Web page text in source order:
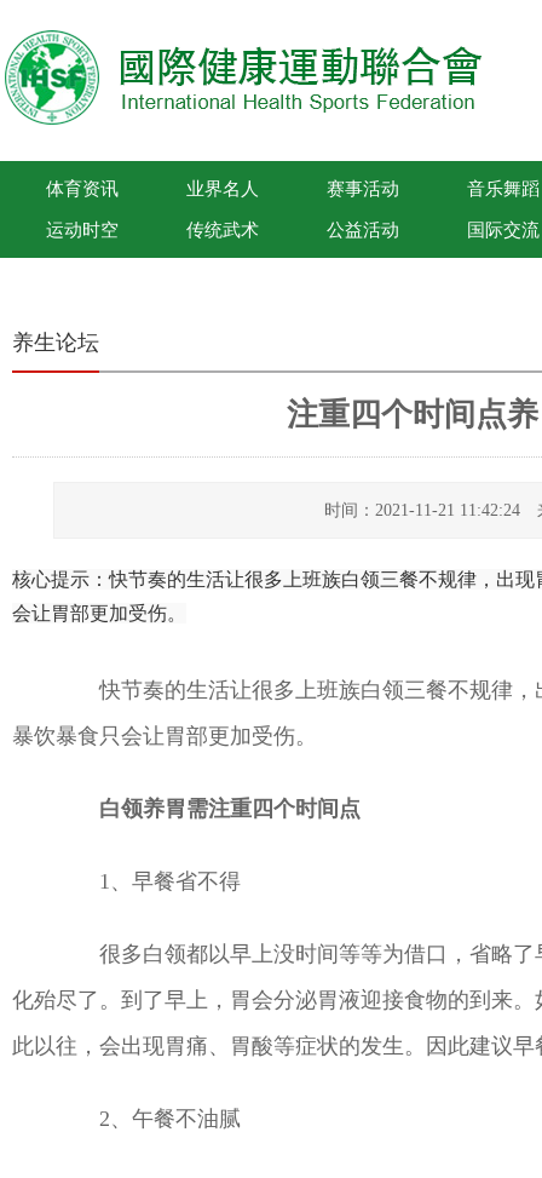
体育资讯 业界名人 赛事活动 音乐舞蹈
运动时空 传统武术 公益活动 国际交流
养生论坛
注重四个时间点
时间：2021-11-21
核心提示：快节奏的生活让很多上班族白领三餐不规律，出
会让胃部更加受伤。
快节奏的生活让很多上班族白领三餐不规律，
暴饮暴食只会让胃部更加受伤。
白领养胃需注重四个时间点
1、早餐省不得
很多白领都以早上没时间等等为借口，省略了
化殆尽了。到了早上，胃会分泌胃液迎接食物的到来
此以往，会出现胃痛、胃酸等症状的发生。因此建议
2、午餐不油腻